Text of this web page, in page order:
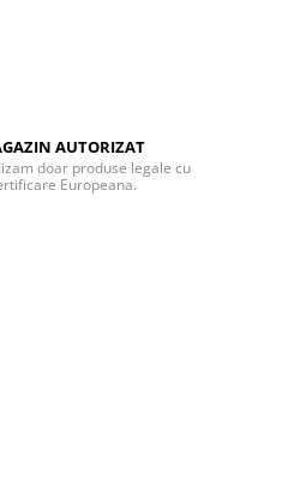
AUTORIZAT
doar produse legale cu
Europeana.